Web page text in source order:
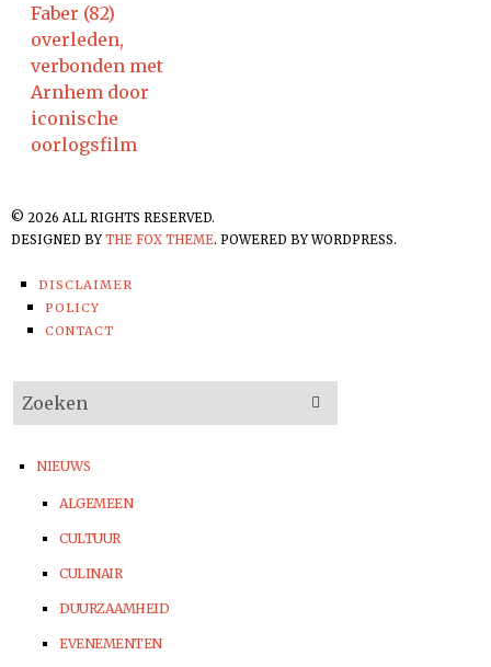
Faber (82)
overleden,
verbonden met
Arnhem door
iconische
oorlogsfilm
© 2026 ALL RIGHTS RESERVED.
DESIGNED BYTHE FOX THEME. POWERED BY WORDPRESS.
DISCLAIMER
POLICY
CONTACT
NIEUWS
ALGEMEEN
CULTUUR
CULINAIR
DUURZAAMHEID
EVENEMENTEN